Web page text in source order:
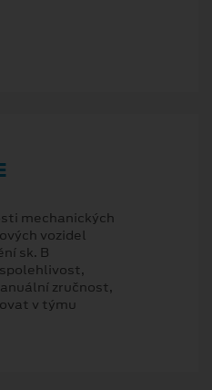
mechanických
vozidel
sk. B
zručnost,
v týmu